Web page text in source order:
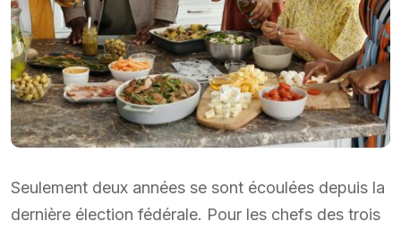
Seulement deux années se sont écoulées depuis la
dernière élection fédérale. Pour les chefs des trois